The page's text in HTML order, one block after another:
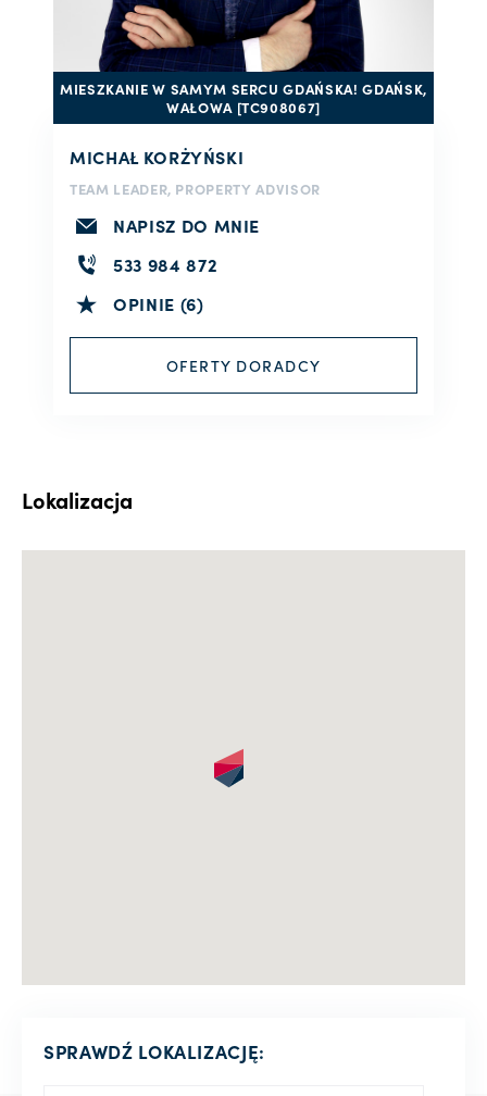
MIESZKANIE W SAMYM SERCU GDAŃSKA! GDAŃSK,
WAŁOWA [TC908067]
MICHAŁ KORŻYŃSKI
TEAM LEADER, PROPERTY ADVISOR
NAPISZ DO MNIE
533 984 872
OPINIE (6)
OFERTY DORADCY
Lokalizacja
SPRAWDŹ LOKALIZACJĘ: